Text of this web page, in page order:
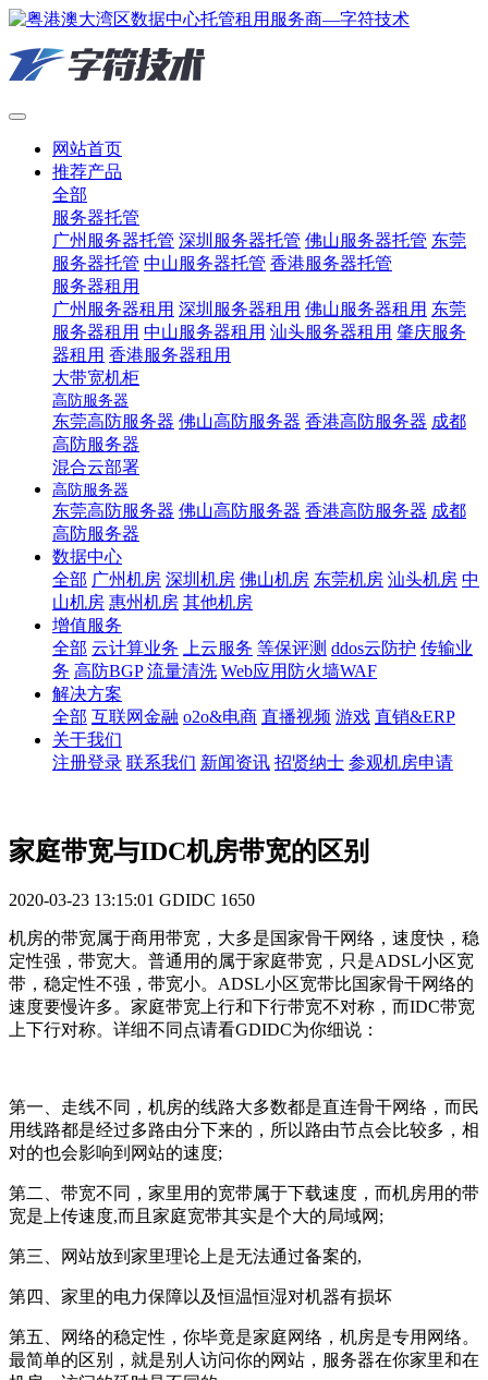
网站首页
推荐产品
全部
服务器托管
广州服务器托管 深圳服务器托管 佛山服务器托管 东莞
服务器托管 中山服务器托管 香港服务器托管
服务器租用
广州服务器租用 深圳服务器租用 佛山服务器租用 东莞
服务器租用 中山服务器租用 汕头服务器租用 肇庆服务
器租用 香港服务器租用
大带宽机柜
高防服务器
东莞高防服务器 佛山高防服务器 香港高防服务器 成都
高防服务器
混合云部署
高防服务器
东莞高防服务器 佛山高防服务器 香港高防服务器 成都
高防服务器
数据中心
全部 广州机房 深圳机房 佛山机房 东莞机房 汕头机房 中
山机房 惠州机房 其他机房
增值服务
全部 云计算业务 上云服务 等保评测 ddos云防护 传输业
务 高防BGP 流量清洗 Web应用防火墙WAF
解决方案
全部 互联网金融 o2o&电商 直播视频 游戏 直销&ERP
关于我们
注册登录 联系我们 新闻资讯 招贤纳士 参观机房申请
家庭带宽与IDC机房带宽的区别
2020-03-23 13:15:01 GDIDC 1650
机房的带宽属于商用带宽，大多是国家骨干网络，速度快，稳
定性强，带宽大。普通用的属于家庭带宽，只是ADSL小区宽
带，稳定性不强，带宽小。ADSL小区宽带比国家骨干网络的
速度要慢许多。家庭带宽上行和下行带宽不对称，而IDC带宽
上下行对称。详细不同点请看GDIDC为你细说：
第一、走线不同，机房的线路大多数都是直连骨干网络，而民
用线路都是经过多路由分下来的，所以路由节点会比较多，相
对的也会影响到网站的速度;
第二、带宽不同，家里用的宽带属于下载速度，而机房用的带
宽是上传速度,而且家庭宽带其实是个大的局域网;
第三、网站放到家里理论上是无法通过备案的,
第四、家里的电力保障以及恒温恒湿对机器有损坏
第五、网络的稳定性，你毕竟是家庭网络，机房是专用网络。
最简单的区别，就是别人访问你的网站，服务器在你家里和在